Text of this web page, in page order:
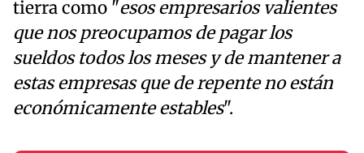
tierra como "esos empresarios valientes
que nos preocupamos de pagar los
sueldos todos los meses y de mantener a
estas empresas que de repente no están
económicamente estables".